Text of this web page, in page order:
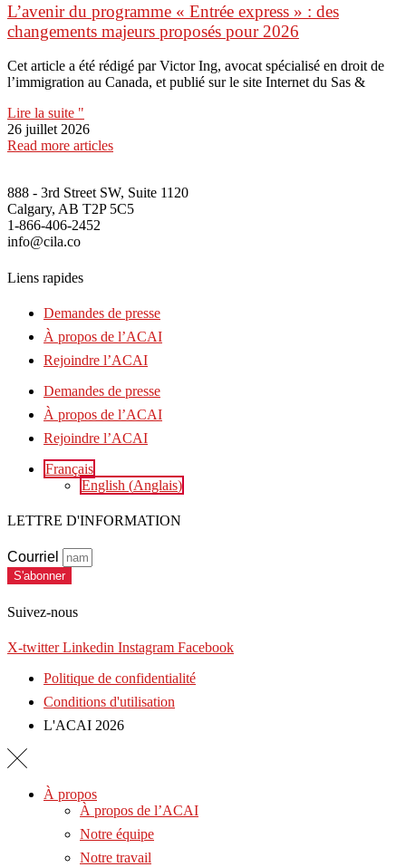
L’avenir du programme « Entrée express » : des
changements majeurs proposés pour 2026
Cet article a été rédigé par Victor Ing, avocat spécialisé en droit de
l’immigration au Canada, et publié sur le site Internet du Sas &
Lire la suite "
26 juillet 2026
Read more articles
888 - 3rd Street SW, Suite 1120
Calgary, AB T2P 5C5
1-866-406-2452
info@cila.co
Liens rapides
Demandes de presse
À propos de l’ACAI
Rejoindre l’ACAI
Demandes de presse
À propos de l’ACAI
Rejoindre l’ACAI
Français
English (Anglais)
LETTRE D'INFORMATION
Courriel
S'abonner
Suivez-nous
X-twitter Linkedin Instagram Facebook
Politique de confidentialité
Conditions d'utilisation
L'ACAI 2026
À propos
À propos de l’ACAI
Notre équipe
Notre travail